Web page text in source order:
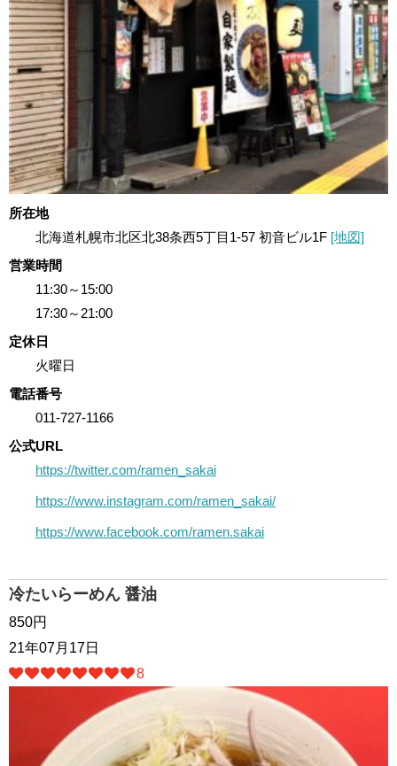
所在地
北海道札幌市北区北38条西5丁目1-57 初音ビル1F [地図]
営業時間
11:30～15:00
17:30～21:00
定休日
火曜日
電話番号
011-727-1166
公式URL
https://twitter.com/ramen_sakai
https://www.instagram.com/ramen_sakai/
https://www.facebook.com/ramen.sakai
冷たいらーめん 醤油
850円
21年07月17日
8